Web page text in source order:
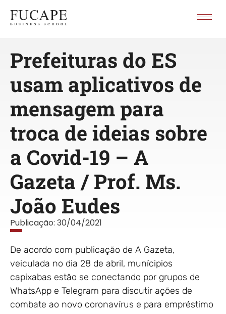
Prefeituras do ES
usam aplicativos de
mensagem para
troca de ideias sobre
a Covid-19 – A
Gazeta / Prof. Ms.
João Eudes
Publicação: 30/04/2021
De acordo com publicação de A Gazeta,
veiculada no dia 28 de abril, munícipios
capixabas estão se conectando por grupos de
WhatsApp e Telegram para discutir ações de
combate ao novo coronavírus e para empréstimo